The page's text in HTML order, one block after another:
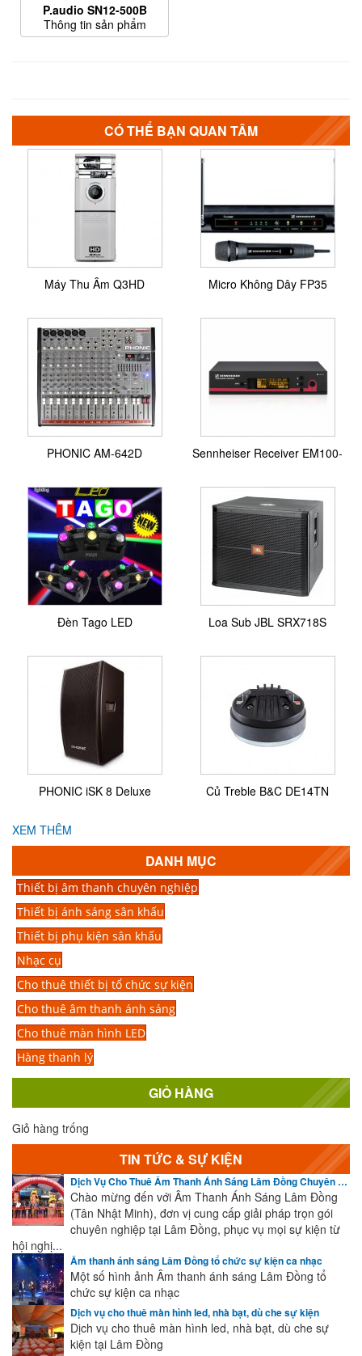
DANH MỤC
Thiết bị âm thanh chuyên nghiệp
Thiết bị ánh sáng sân khấu
Thiết bị phụ kiện sân khấu
Nhạc cụ
Cho thuê thiết bị tổ chức sự kiện
Cho thuê âm thanh ánh sáng
Cho thuê màn hình LED
Hàng thanh lý
GIỎ HÀNG
Giỏ hàng trống
TIN TỨC & SỰ KIỆN
Dịch Vụ Cho Thuê Âm Thanh Ánh Sáng Lâm Đồng Chuyên Nghiệp | Cập Nhật Sự Kiện Mới Nhất
Chào mừng đến với Âm Thanh Ánh Sáng Lâm Đồng
(Tân Nhật Minh), đơn vị cung cấp giải pháp trọn gói
chuyên nghiệp tại Lâm Đồng, phục vụ mọi sự kiện từ
hội nghị...
Âm thanh ánh sáng Lâm Đồng tổ chức sự kiện ca nhạc
Một số hình ảnh Âm thanh ánh sáng Lâm Đồng tổ
chức sự kiện ca nhạc
Dịch vụ cho thuê màn hình led, nhà bạt, dù che sự kiện
Dịch vụ cho thuê màn hình led, nhà bạt, dù che sự
kiện tại Lâm Đồng
P.audio SN12-500B
Thông tin sản phẩm
CÓ THỂ BẠN QUAN TÂM
Máy Thu Âm Q3HD Micro Không Dây FP35
PHONIC AM-642D
Sennheiser Receiver EM100-
Đèn Tago LED Loa Sub JBL SRX718S
PHONIC iSK 8 Deluxe Củ Treble B&C DE14TN
XEM THÊM